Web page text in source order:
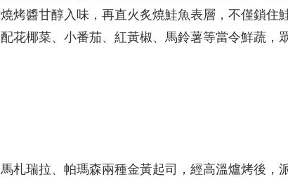
烤醬甘醇入味，再直火炙燒鮭魚表層，不僅鎖住
花椰菜、小番茄、紅黃椒、馬鈴薯等當令鮮蔬，
札瑞拉、帕瑪森兩種金黃起司，經高溫爐烤後，